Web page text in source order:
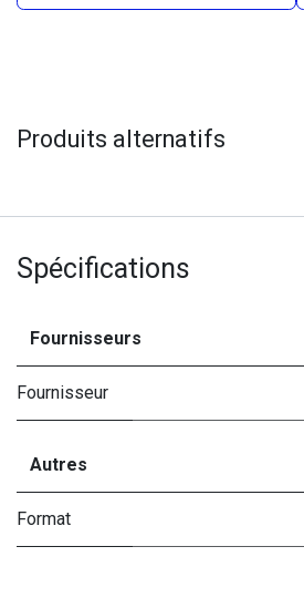
Produits alternatifs
Spécifications
Fournisseurs
Fournisseur
Autres
Format